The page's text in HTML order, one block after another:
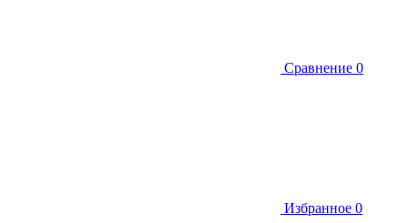
Сравнение 0
Избранное 0